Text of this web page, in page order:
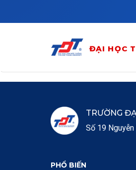
ĐẠI HỌC
TRƯỜNG
Số 19 Nguyễn
PHỔ BIẾN